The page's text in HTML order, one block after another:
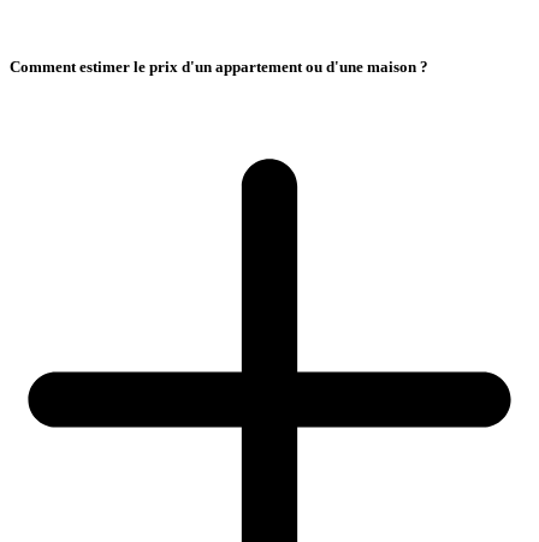
Comment estimer le prix d'un appartement ou d'une maison ?